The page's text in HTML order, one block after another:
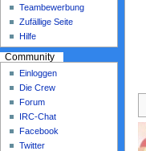
Teambewerbung
Zufällige Seite
Hilfe
Community
Einloggen
Die Crew
Forum
IRC-Chat
Facebook
Twitter